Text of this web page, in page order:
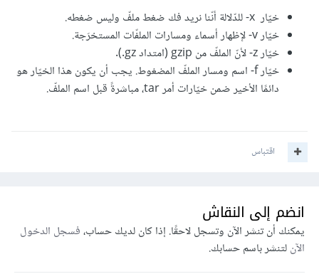
خيّار x- للدّلالة أنّنا نريد فك ضغط ملفّ وليس ضغطه.
خيّار v- لإظهار أسماء ومسارات الملفّات المستخرَجة.
خيّار z- لأنّ الملفّ من gzip (امتداد gz.).
خيّار f- اسم ومسار الملفّ المضغوط. يجب أن يكون هذا الخيّار هو
دائمًا الأخير ضمن خيّارات أمر tar، مباشرةً قبل اسم الملفّ.
اقتباس
انضم إلى النقاش
يمكنك أن تنشر الآن وتسجل لاحقًا. إذا كان لديك حساب،فسجل الدخول
الآنلتنشر باسم حسابك.